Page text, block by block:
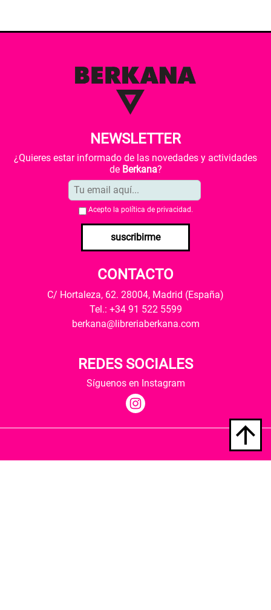
NEWSLETTER
¿Quieres estar informado de las novedades y actividades
de Berkana?
Acepto la política de privacidad .
suscribirme
CONTACTO
C/ Hortaleza, 62. 28004, Madrid (España)
Tel.: +34 91 522 5599
berkana@libreriaberkana.com
REDES SOCIALES
Síguenos en Instagram